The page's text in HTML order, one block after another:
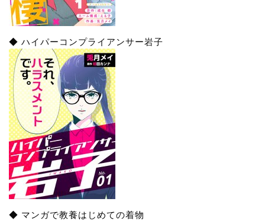
◆ ハイパーコンプライアンサー岩子
◆ マンガで教養はじめての着物